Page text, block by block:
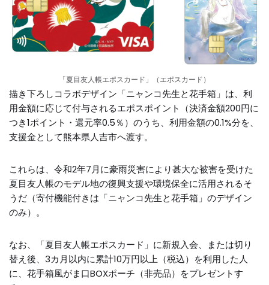
「夏目友人帳エポスカード」（エポスカード）
描き下ろしコラボデザイン「ニャンコ先生と花手箱」は、利
用金額に応じて付与されるエポスポイント（決済金額200円に
つき1ポイント・還元率0.5％）のうち、利用金額の0.1%分を、
支援金として熊本県人吉市へ渡す。
これらは、令和2年7月に豪雨災害により甚大な被害を受けた
夏目友人帳のモデル地の復興支援や環境保全に活用されるそ
うだ（寄付機能付きは「ニャンコ先生と花手箱」のデザイン
のみ）。
なお、「夏目友人帳エポスカード」に新規入会、または切り
替え後、3カ月以内に累計10万円以上（税込）を利用した人
に、花手箱風がま口BOXポーチ（非売品）をプレゼントす